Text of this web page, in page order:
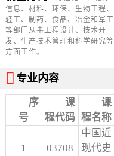
信息、材料、环保、生物工程、
轻工、制药、食品、冶金和军工
等部门从事工程设计、技术开
发、生产技术管理和科学研究等
方面工作。
 专业内容
序
号
课
程代码
课
程名称
1 03708
中国近
现代史